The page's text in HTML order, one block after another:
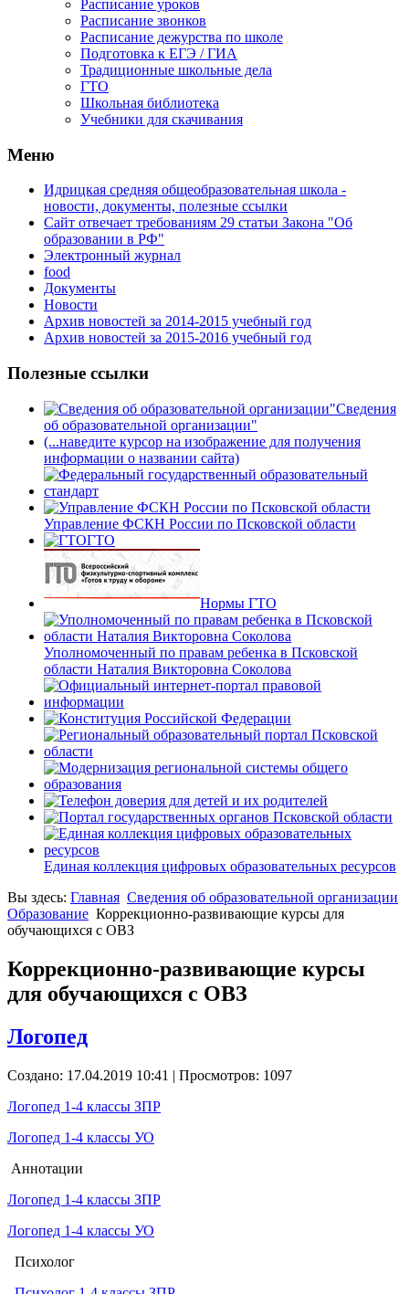
Расписание уроков
Расписание звонков
Расписание дежурства по школе
Подготовка к ЕГЭ / ГИА
Традиционные школьные дела
ГТО
Школьная библиотека
Учебники для скачивания
Мeню
Идрицкая средняя общеобразовательная школа -
новости, документы, полезные ссылки
Сайт отвечает требованиям 29 cтатьи Закона "Об
образовании в РФ"
Электронный журнал
food
Документы
Новости
Архив новостей за 2014-2015 учебный год
Архив новостей за 2015-2016 учебный год
Полезные ссылки
Сведения
об образовательной организации"
(...наведите курсор на изображение для получения
информации о названии сайта)
Управление ФСКН России по Псковской области
ГТО
Нормы ГТО
Уполномоченный по правам ребенка в Псковской
области Наталия Викторовна Соколова
Единая коллекция цифровых образовательных ресурсов
Вы здесь: Главная Сведения об образовательной организации
Образование Коррекционно-развивающие курсы для
обучающихся с ОВЗ
Коррекционно-развивающие курсы
для обучающихся с ОВЗ
Логопед
Создано: 17.04.2019 10:41 | Просмотров: 1097
Логопед 1-4 классы ЗПР
Логопед 1-4 классы УО
Аннотации
Логопед 1-4 классы ЗПР
Логопед 1-4 классы УО
Психолог